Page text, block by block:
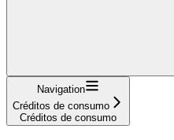
Navigation
Créditos de consumo
Créditos de consumo